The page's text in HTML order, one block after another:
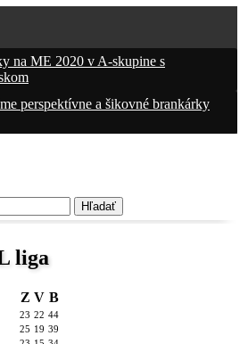
na ME 2020 v A-skupine s
perspektívne a šikovné brankárky
liga
Z V B
23 22 44
25 19 39